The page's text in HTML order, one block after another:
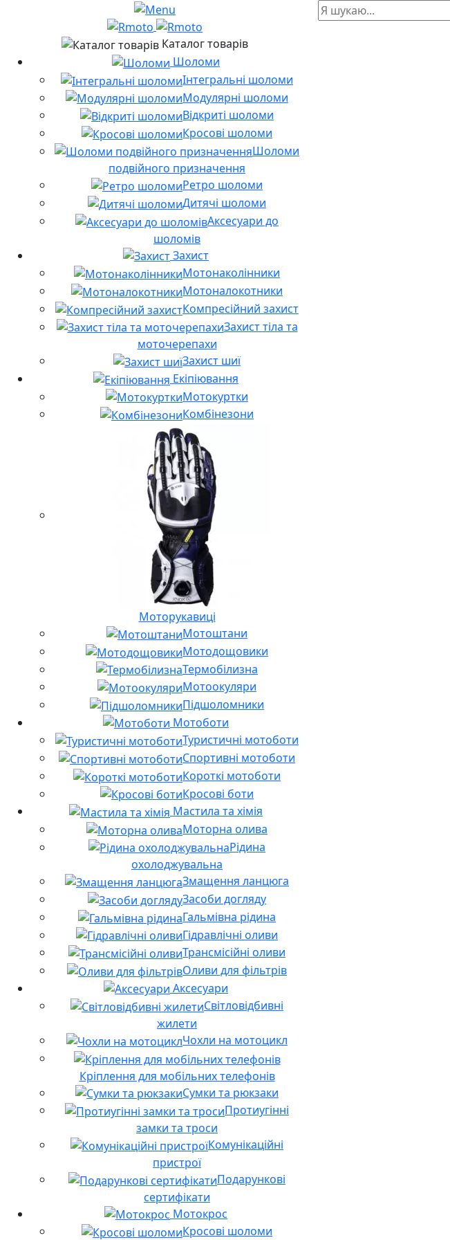
Каталог товарів
Шоломи
Інтегральні шоломи
Модулярні шоломи
Відкриті шоломи
Кросові шоломи
Шоломи
подвійного призначення
Ретро шоломи
Дитячі шоломи
Аксесуари до
шоломів
Захист
Мотонаколінники
Мотоналокотники
Компресійний захист
Захист тіла та
моточерепахи
Захист шиї
Екіпіювання
Мотокуртки
Комбінезони
Моторукавиці
Мотоштани
Мотодощовики
Термобілизна
Мотоокуляри
Підшоломники
Мотоботи
Туристичні мотоботи
Спортивні мотоботи
Короткі мотоботи
Кросові боти
Мастила та хімія
Моторна олива
Рідина
охолоджувальна
Змащення ланцюга
Засоби догляду
Гальмівна рідина
Гідравлічні оливи
Трансмісійні оливи
Оливи для фільтрів
Аксесуари
Світловідбивні
жилети
Чохли на мотоцикл
Кріплення для мобільних телефонів
Сумки та рюкзаки
Протиугінні
замки та троси
Комунікаційні
пристрої
Подарункові
сертифікати
Мотокрос
Кросові шоломи